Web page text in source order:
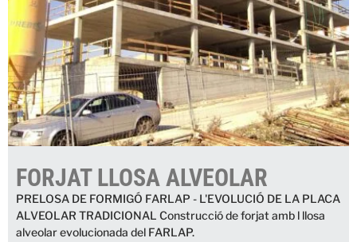
FORJAT LLOSA ALVEOLAR
PRELOSA DE FORMIGÓ FARLAP - L'EVOLUCIÓ DE LA PLACA
ALVEOLAR TRADICIONAL Construcció de forjat amb l llosa
alveolar evolucionada del FARLAP.